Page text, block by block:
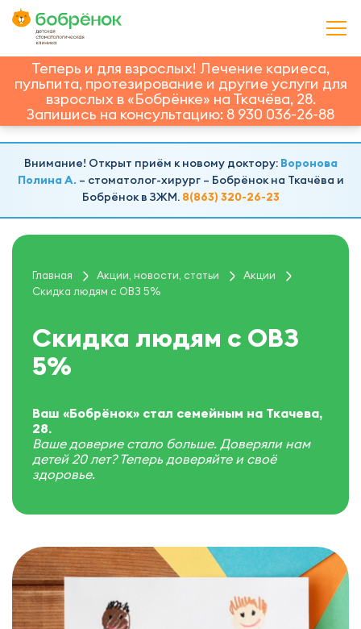
Теперь и для взрослых! Лечение кариеса,
пульпита, протезирование и другие услуги для
взрослых в «Бобрёнке» на Ткачёва, 28.
Запишись на консультацию: 8 930 036-26-88
Внимание! Открыт приём к новому доктору: Воронова
Полина А. – стоматолог-хирург – Бобрёнок на Ткачёва и
Бобрёнок в ЗЖМ. 8(863) 320-26-23
Главная Акции, новости, статьи
Акции
Скидка людям с ОВЗ 5%
Скидка людям с ОВЗ
5%
Ваш «Бобрёнок» стал семейным на Ткачева,
28.
Ваше доверие стало больше. Доверяли нам
детей 20 лет? Теперь доверяйте и своё
здоровье.